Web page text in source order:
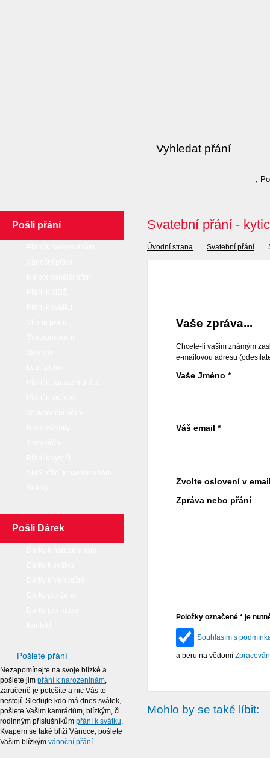
Svatební přání -
Úvodní strana Svatební přání
Vaše zpráva...
Chcete-li vašim známým
e-mailovou adresu
Vaše Jméno *
Váš email *
Zvolte oslovení v
Zpráva nebo přání
Položky označené * je
Souhlasím s
a beru na vědomí
Mohlo by se také líbit:
Pošli přání
Pošli Dárek
Pošlete přání
Nezapomínejte na svoje blízké a
pošlete jim přání k narozeninám,
zaručeně je potešíte a nic Vás to
nestojí. Sledujte kdo má dnes svátek,
pošlete Vašim kamrádům, blízkým, či
rodinným příslušníkům přání k svátku.
Kvapem se také blíží Vánoce, pošlete
Vašim blízkým vánoční přání.
,